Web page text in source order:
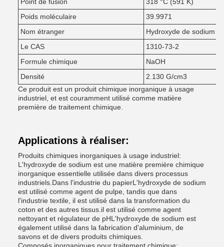
Poids moléculaire
39.9971
Nom étranger
Hydroxyde de sodium
Le CAS
1310-73-2
Formule chimique
NaOH
Densité
2.130 G/cm3
Ce produit est un produit chimique inorganique à usage
industriel, et est couramment utilisé comme matière
première de traitement chimique.
Applications à réaliser:
Produits chimiques inorganiques à usage industriel:
L'hydroxyde de sodium est une matière première chimique
inorganique essentielle utilisée dans divers processus
industriels.Dans l'industrie du papierL'hydroxyde de sodium
est utilisé comme agent de pulpe, tandis que dans
l'industrie textile, il est utilisé dans la transformation du
coton et des autres tissus.il est utilisé comme agent
nettoyant et régulateur de pHL'hydroxyde de sodium est
également utilisé dans la fabrication d'aluminium, de
savons et de divers produits chimiques.